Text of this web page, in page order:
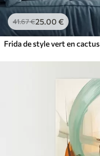
41.67€25.00 €
Frida de style vert en cactus